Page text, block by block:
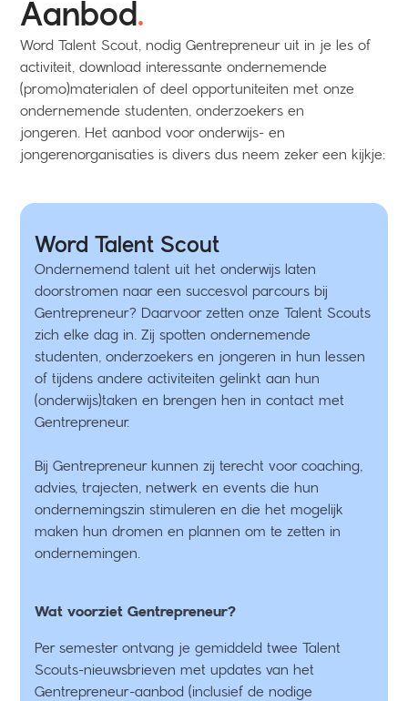
Aanbod.
Word Talent Scout, nodig Gentrepreneur uit in je les of
activiteit, download interessante ondernemende
(promo)materialen of deel opportuniteiten met onze
ondernemende studenten, onderzoekers en
jongeren. Het aanbod voor onderwijs- en
jongerenorganisaties is divers dus neem zeker een kijkje:
Word Talent Scout
Ondernemend talent uit het onderwijs laten
doorstromen naar een succesvol parcours bij
Gentrepreneur? Daarvoor zetten onze Talent Scouts
zich elke dag in. Zij spotten ondernemende
studenten, onderzoekers en jongeren in hun lessen
of tijdens andere activiteiten gelinkt aan hun
(onderwijs)taken en brengen hen in contact met
Gentrepreneur.
Bij Gentrepreneur kunnen zij terecht voor coaching,
advies, trajecten, netwerk en events die hun
ondernemingszin stimuleren en die het mogelijk
maken hun dromen en plannen om te zetten in
ondernemingen.
Wat voorziet Gentrepreneur?
Per semester ontvang je gemiddeld twee Talent
Scouts-nieuwsbrieven met updates van het
Gentrepreneur-aanbod (inclusief de nodige